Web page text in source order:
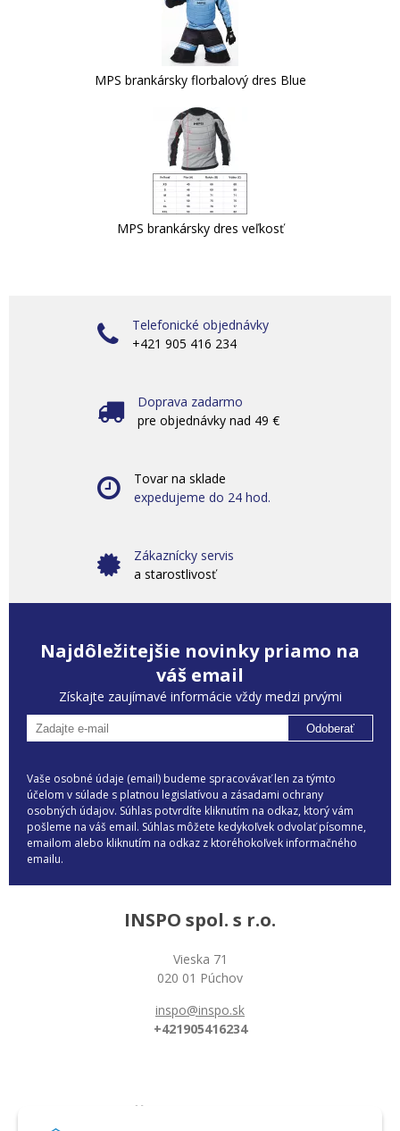
MPS brankársky florbalový dres Blue
MPS brankársky dres veľkosť
Telefonické objednávky
+421 905 416 234
Doprava zadarmo
pre objednávky nad 49 €
Tovar na sklade
expedujeme do 24 hod.
Zákaznícky servis
a starostlivosť
Najdôležitejšie novinky priamo na
váš email
Získajte zaujímavé informácie vždy medzi prvými
Odoberať
Vaše osobné údaje (email) budeme spracovávať len za týmto
účelom v súlade s platnou legislatívou a zásadami ochrany
osobných údajov. Súhlas potvrdíte kliknutím na odkaz, ktorý vám
pošleme na váš email. Súhlas môžete kedykoľvek odvolať písomne,
emailom alebo kliknutím na odkaz z ktoréhokoľvek informačného
emailu.
INSPO spol. s r.o.
Vieska 71
020 01 Púchov
inspo@inspo.sk
+421905416234
Všetko o nákupe